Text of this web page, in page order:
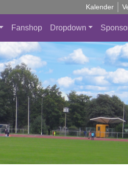
Kalender
Fanshop Dropdown